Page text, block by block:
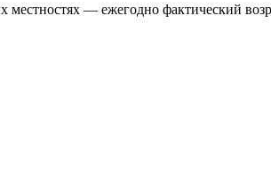
— ежегодно фактический